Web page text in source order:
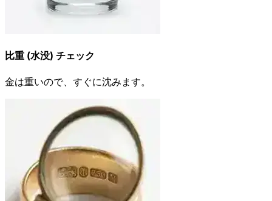
比重 (水没) チェック
金は重いので、すぐに沈みます。